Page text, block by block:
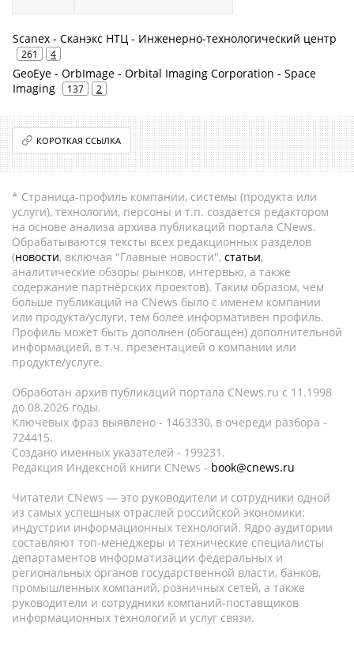
Scanex - Сканэкс НТЦ - Инженерно-технологический центр
261 4
GeoEye - OrbImage - Orbital Imaging Corporation - Space
Imaging
137 2
КОРОТКАЯ ССЫЛКА
* Страница-профиль компании, системы (продукта или
услуги), технологии, персоны и т.п. создается редактором
на основе анализа архива публикаций портала CNews.
Обрабатываются тексты всех редакционных разделов
(новости, включая "Главные новости", статьи,
аналитические обзоры рынков, интервью, а также
содержание партнёрских проектов). Таким образом, чем
больше публикаций на CNews было с именем компании
или продукта/услуги, тем более информативен профиль.
Профиль может быть дополнен (обогащен) дополнительной
информацией, в т.ч. презентацией о компании или
продукте/услуге.
Обработан архив публикаций портала CNews.ru c 11.1998
до 08.2026 годы.
Ключевых фраз выявлено - 1463330, в очереди разбора -
724415.
Создано именных указателей - 199231.
Редакция Индексной книги CNews - book@cnews.ru
Читатели CNews — это руководители и сотрудники одной
из самых успешных отраслей российской экономики:
индустрии информационных технологий. Ядро аудитории
составляют топ-менеджеры и технические специалисты
департаментов информатизации федеральных и
региональных органов государственной власти, банков,
промышленных компаний, розничных сетей, а также
руководители и сотрудники компаний-поставщиков
информационных технологий и услуг связи.